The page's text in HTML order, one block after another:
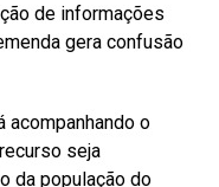
de informações
gera confusão
acompanhando o
seja
da população do